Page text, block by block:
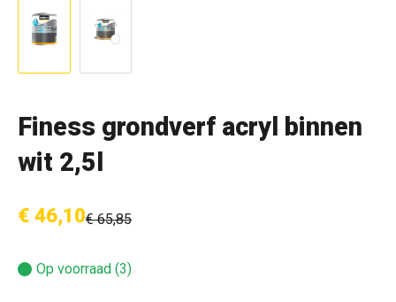
Finess grondverf acryl binnen
wit 2,5l
€ 46,10€ 65,85
Op voorraad (3)